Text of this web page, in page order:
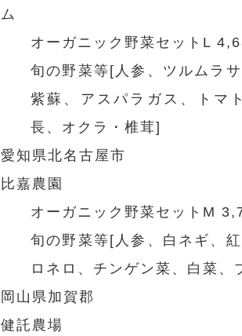
ム
オーガニック野菜セットL
旬の野菜等[人参、ツルムラ
紫蘇、アスパラガス、トマ
長、オクラ・椎茸]
愛知県北名古屋市
比嘉農園
オーガニック野菜セットM
旬の野菜等[人参、白ネギ、
ロネロ、チンゲン菜、白菜、
岡山県加賀郡
健託農場